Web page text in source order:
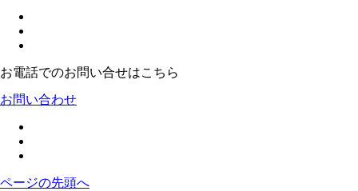
お電話でのお問い合せはこちら
お問い合わせ
ページの先頭へ